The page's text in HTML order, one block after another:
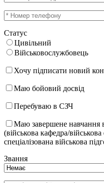
Статус
Цивільний
Військовослужбовець
Хочу підписати новий
Маю бойовий досвід
Перебуваю в СЗЧ
Маю завершене навчання
(військова кафедра/
спеціалізована військова
Звання